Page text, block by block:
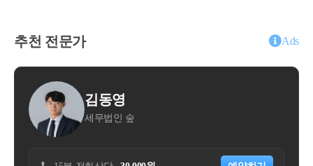
야 합니다.2. 감정평가 내역을 검토한 뒤 수용재결 여
은 보상 경험이 있는 전문가와 함께 검토하는 것이 좋
습니다.그리고 검토 결과를 바탕으로 협의보상계약을
체결할 것인지, 수용재결로 갈 것인지 결정해야 합니
다.다만 수용재결을 신청한다고 해서 보상금이 반드시
11월 29일이므로,2020년 11월 29일 이전 취득한 토지부
지 중과세 여부사업인정고시일은 비사업용토지 판정
에서도 매우 중요합니다.세법에서는 일정한 토지를 비
사업용토지로 판단하면양도소득세 기본세율에 10%포
되는 것임질 의(사실관계)o 신청인은 ‘□ □ 시 ☆☆동 **
*-* 외 3필지’ 토지(이하 “쟁점토지”)를 ◎◎◎◎공사
에서 시행하는 “□ □ ☆☆역세권지구3차” 사업지구내
의 부동산으로 공공주택특별법에 의해 수용당함.o 신
청인은 사업시행자와 토지보상금이 저렴하다는 이유
로 협의가 성립되지 않아 중앙토지수용위원회에 재결
을 신청하였고, 2020.11.**. 재결결정을 받음.- 재결결
정에 따라 수용개시일은 2021.01.06.로 하고, 쟁점토지
추천 전문가 Ads